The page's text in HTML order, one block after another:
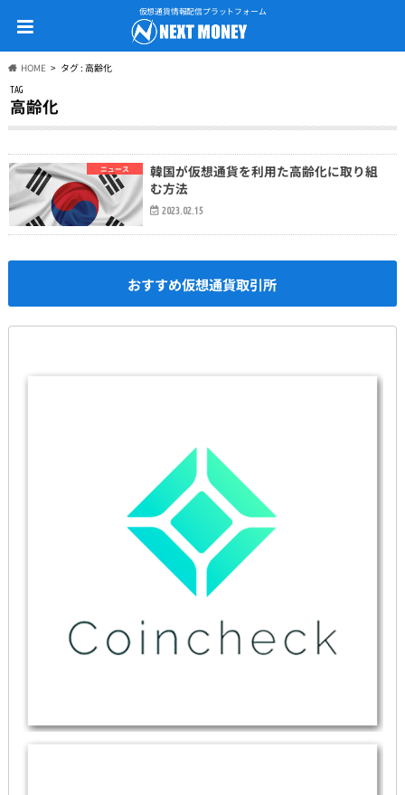
仮想通貨情報配信プラットフォーム
HOME タグ : 高齢化
TAG
高齢化
ニュース
韓国が仮想通貨を利用た高齢化に取り組
む方法
2023.02.15
おすすめ仮想通貨取引所